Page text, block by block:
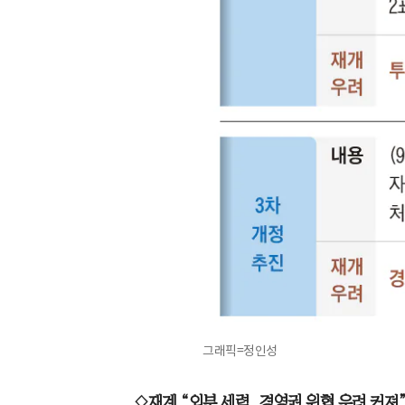
그래픽=정인성